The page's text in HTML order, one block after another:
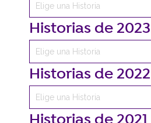
Historias de 2023
Historias de 2022